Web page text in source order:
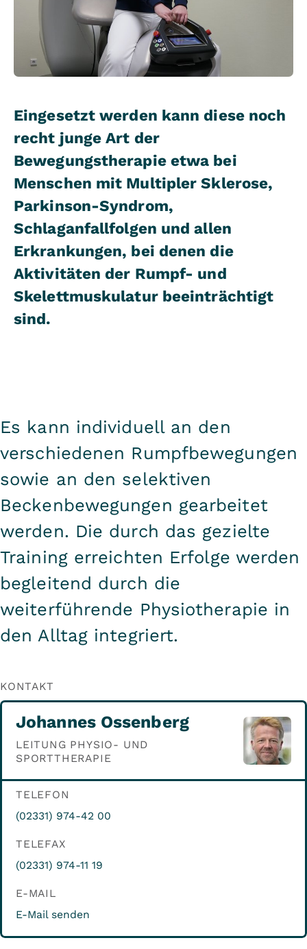
Eingesetzt werden kann diese noch
recht junge Art der
Bewegungstherapie etwa bei
Menschen mit Multipler Sklerose,
Parkinson-Syndrom,
Schlaganfallfolgen und allen
Erkrankungen, bei denen die
Aktivitäten der Rumpf- und
Skelettmuskulatur beeinträchtigt
sind.
Es kann individuell an den
verschiedenen Rumpfbewegungen
sowie an den selektiven
Beckenbewegungen gearbeitet
werden. Die durch das gezielte
Training erreichten Erfolge werden
begleitend durch die
weiterführende Physiotherapie in
den Alltag integriert.
KONTAKT
Johannes Ossenberg
LEITUNG PHYSIO- UND
SPORTTHERAPIE
TELEFON
(02331) 974-42 00
TELEFAX
(02331) 974-11 19
E-MAIL
E-Mail senden